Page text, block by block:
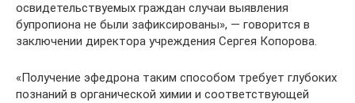
освидетельствуемых граждан случаи выявления
бупропиона не были зафиксированы», — говорится в
заключении директора учреждения Сергея Копорова.
«Получение эфедрона таким способом требует глубоких
познаний в органической химии и соответствующей